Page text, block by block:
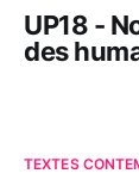
UP18 -
des
TEXTES